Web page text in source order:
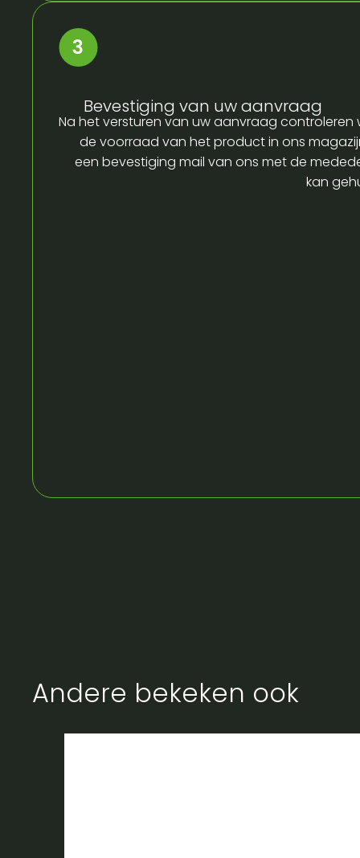
Bevestiging van uw aanvraag
Na het versturen van uw aanvraag controleren
de voorraad van het product in ons
een bevestiging mail van ons met de
kan
Andere bekeken ook